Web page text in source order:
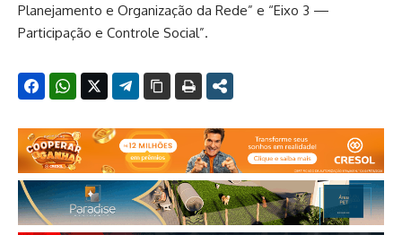
Planejamento e Organização da Rede” e “Eixo 3 —
Participação e Controle Social”.